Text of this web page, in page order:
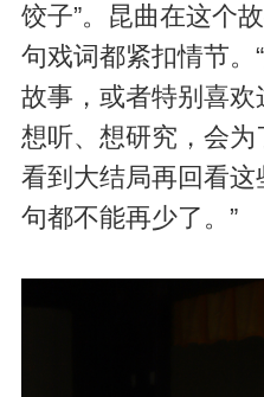
饺子”。昆曲在这个
句戏词都紧扣情节。
故事，或者特别喜
想听、想研究，会
看到大结局再回看
句都不能再少了。”